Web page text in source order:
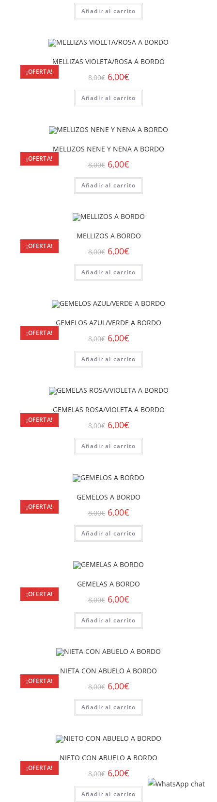
Añadir al carrito
¡OFERTA!
MELLIZAS VIOLETA/ROSA A BORDO
8,00€ 6,00€
Añadir al carrito
¡OFERTA!
MELLIZOS NENE Y NENA A BORDO
8,00€ 6,00€
Añadir al carrito
¡OFERTA!
MELLIZOS A BORDO
8,00€ 6,00€
Añadir al carrito
¡OFERTA!
GEMELOS AZUL/VERDE A BORDO
8,00€ 6,00€
Añadir al carrito
¡OFERTA!
GEMELAS ROSA/VIOLETA A BORDO
8,00€ 6,00€
Añadir al carrito
¡OFERTA!
GEMELOS A BORDO
8,00€ 6,00€
Añadir al carrito
¡OFERTA!
GEMELAS A BORDO
8,00€ 6,00€
Añadir al carrito
¡OFERTA!
NIETA CON ABUELO A BORDO
8,00€ 6,00€
Añadir al carrito
¡OFERTA!
NIETO CON ABUELO A BORDO
8,00€ 6,00€
Añadir al carrito